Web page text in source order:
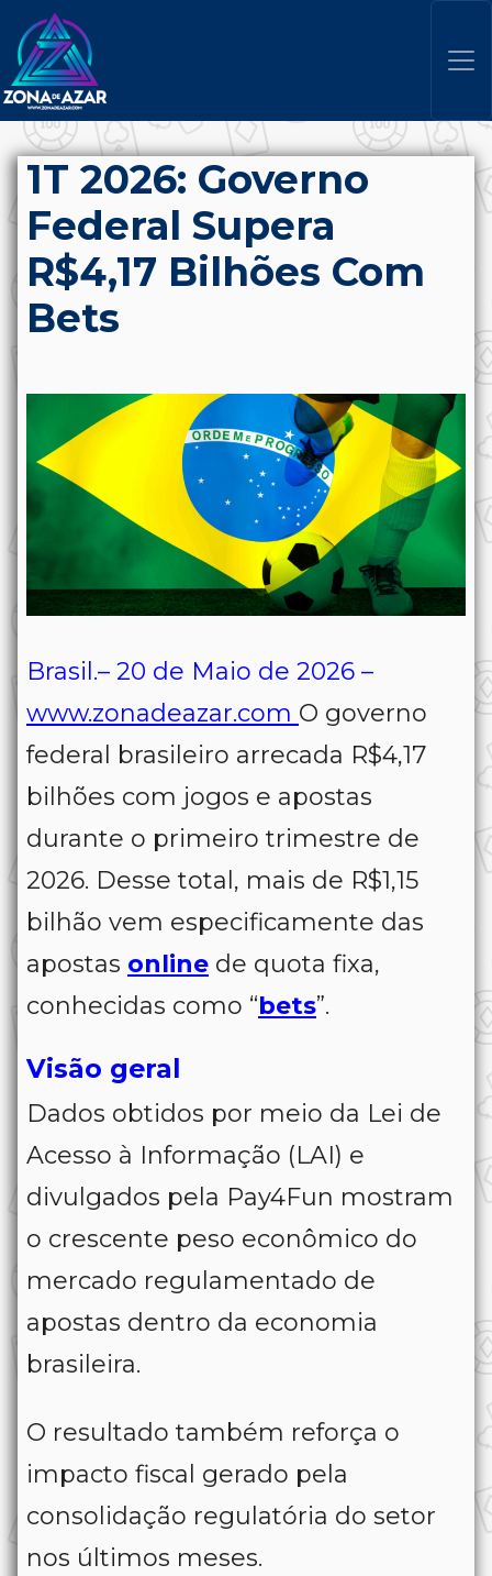
1T 2026: Governo
Federal Supera
R$4,17 Bilhões Com
Bets
Brasil.– 20 de Maio de 2026 –
www.zonadeazar.com O governo
federal brasileiro arrecada R$4,17
bilhões com jogos e apostas
durante o primeiro trimestre de
2026. Desse total, mais de R$1,15
bilhão vem especificamente das
apostas online de quota fixa,
conhecidas como “bets”.
Visão geral
Dados obtidos por meio da Lei de
Acesso à Informação (LAI) e
divulgados pela Pay4Fun mostram
o crescente peso econômico do
mercado regulamentado de
apostas dentro da economia
brasileira.
O resultado também reforça o
impacto fiscal gerado pela
consolidação regulatória do setor
nos últimos meses.